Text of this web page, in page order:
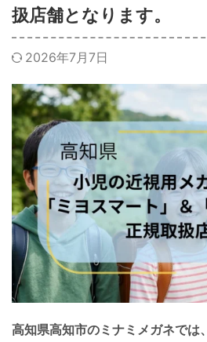
扱店舗となります。
2026年7月7日
高知県高知市のミナミメガネでは